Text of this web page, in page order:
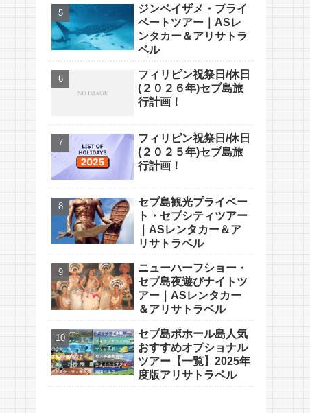
ジンベイザメ・プライ
ベートツアー｜ASレ
ンタカー＆アリサトラ
ベル
フィリピン祝祭日/休日
(２０２６年)セブ島旅
行計画！
フィリピン祝祭日/休日
(２０２５年)セブ島旅
行計画！
セブ島観光プライベー
ト・セブシティツアー
｜ASレンタカー＆ア
リサトラベル
ニューハーフショー・
セブ島夜遊びナイトツ
アー｜ASレンタカー
＆アリサトラベル
セブ島ボホール島人気
おすすめオプショナル
ツアー【一覧】2025年
度版アリサトラベル